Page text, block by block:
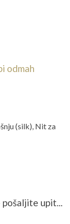
odmah
(silk), Nit za
upit...